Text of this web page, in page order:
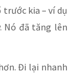
kia – ví dụ
Nó đã tăng lên
Đi lại nhanh